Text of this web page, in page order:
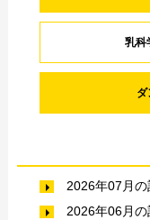
乳科
2026年07月の
2026年06月の